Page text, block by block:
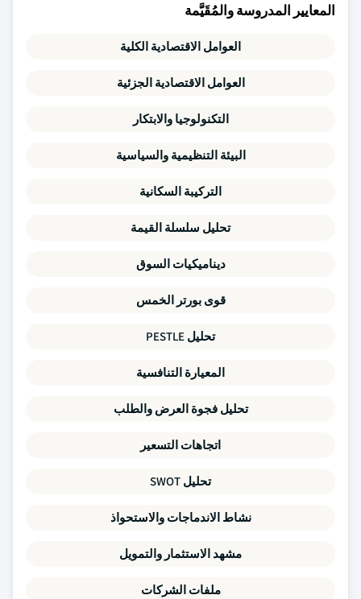
المعايير المدروسة والمُقَيَّمة
العوامل الاقتصادية الكلية
العوامل الاقتصادية الجزئية
التكنولوجيا والابتكار
البيئة التنظيمية والسياسية
التركيبة السكانية
تحليل سلسلة القيمة
ديناميكيات السوق
قوى بورتر الخمس
تحليل PESTLE
المعيارة التنافسية
تحليل فجوة العرض والطلب
اتجاهات التسعير
تحليل SWOT
نشاط الاندماجات والاستحواذ
مشهد الاستثمار والتمويل
ملفات الشركات